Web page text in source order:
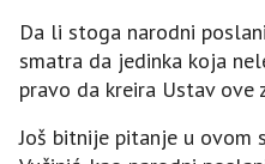
Da li stoga narodni
smatra da jedinka koja
pravo da kreira Ustav
Još bitnije pitanje u ovom